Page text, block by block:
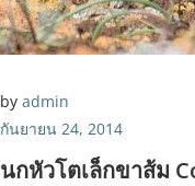
by admin
กันยายน 24, 2014
นกหัวโตเล็กขาส้ม